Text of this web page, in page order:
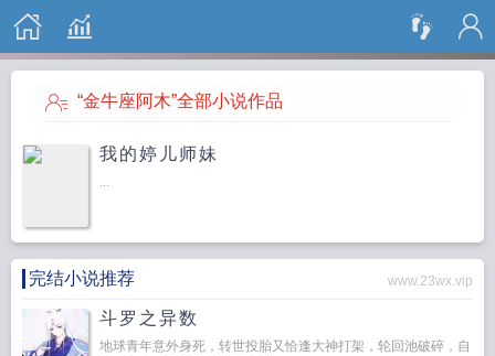
搜 索
“金牛座阿木”全部小说作品
我的婷儿师妹
...
完结小说推荐 www.23wx.vip
斗罗之异数
地球青年意外身死，转世投胎又恰逢大神打架，轮回池破碎，自